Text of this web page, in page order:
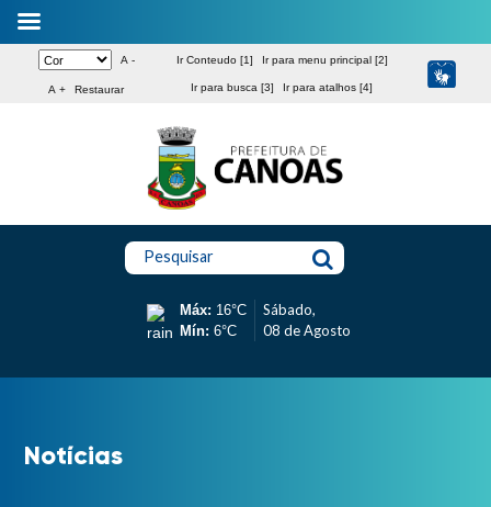
A -
A + Restaurar
Ir Conteudo [1] Ir para menu principal [2]
Ir para busca [3] Ir para atalhos [4]
Pesquisar
Máx: 16°C
Mín: 6°C
Sábado,
08 de Agosto
Notícias